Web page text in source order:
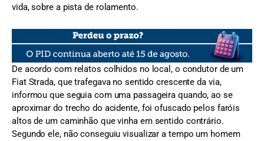
vida, sobre a pista de rolamento.
De acordo com relatos colhidos no local, o condutor de um
Fiat Strada, que trafegava no sentido crescente da via,
informou que seguia com uma passageira quando, ao se
aproximar do trecho do acidente, foi ofuscado pelos faróis
altos de um caminhão que vinha em sentido contrário.
Segundo ele, não conseguiu visualizar a tempo um homem